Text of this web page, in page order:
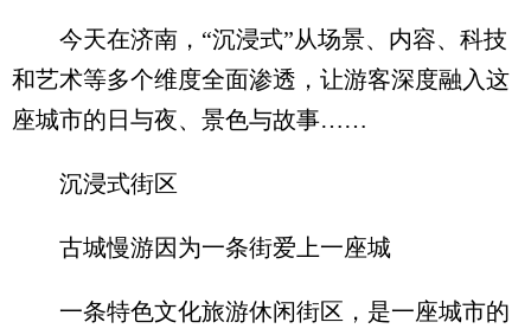
今天在济南，“沉浸式”从场景、内容、科技
和艺术等多个维度全面渗透，让游客深度融入这
座城市的日与夜、景色与故事……
沉浸式街区
古城慢游因为一条街爱上一座城
一条特色文化旅游休闲街区，是一座城市的